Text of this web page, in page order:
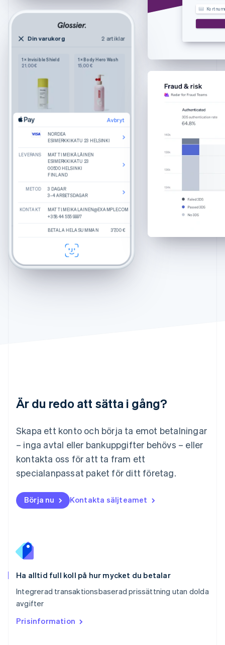
Wilkie
Stilren funktion
Produktuppgifter
Vad får man om tar runda glas, nätta skalmar
och en nyckelhålsbrygga? En snygg båge som
Tillverkade i handpolerad acetat
Hållbara skruvar med Akulonbeläggning
Recensioner
Percey Rye Tortoise
Chamomile Fade
Avbryt
NORDEA
ESIMERKKIKATU 23 HELSINKI
MATTI MEIKÄLÄINEN
00500 HELSINKI
FINLAND
KONTAKT MATTI.MEIKALAINEN@EXAMPLE.COM
+358 44 555 9997
BETALA HELA SUMMAN 250,00 €
Stort handbagage
245,00 €
Färg: Sand
270,00 €
GÅ TILL KASSAN
Avbryt
NORDEA
ESIMERKKIKATU 23 HELSINKI
LEVERANS MATTI MEIKÄLÄINEN
ESIMERKKIKATU 23
00500 HELSINKI
FINLAND
METOD 3 DAGAR
3–4 ARBETSDAGAR
KONTAKT MATTI.MEIKALAINEN@EXAMPLE.COM
+358 44 555 9997
BETALA HELA SUMMAN $270.00
Din varukorg 2 artiklar
1 × Invisible Shield
21,00 €
1 × Body Hero Wash
15,00 €
Beräknad totalsumma 37,00 €
Avbryt
NORDEA
ESIMERKKIKATU 23 HELSINKI
LEVERANS MATTI MEIKÄLÄINEN
ESIMERKKIKATU 23
00500 HELSINKI
FINLAND
METOD 3 DAGAR
3–4 ARBETSDAGAR
KONTAKT MATTI.MEIKALAINEN@EXAMPLE.COM
+358 44 555 9997
BETALA HELA SUMMAN 37,00 €
Är du redo att sätta i gång?
Skapa ett konto och börja ta emot betalningar
– inga avtal eller bankuppgifter behövs – eller
kontakta oss för att ta fram ett
specialanpassat paket för ditt företag.
Börja nu Kontakta säljteamet
Ha alltid full koll på hur mycket du betalar
Integrerad transaktionsbaserad prissättning utan dolda
avgifter
Prisinformation
Estland
Fastlandskina
简体中文English
EnglishSvenska
Frankrike
Français
Förenade Arabemiraten
English
Gibraltar
English
Grekland
English
Hongkong SAR, Kina
English简体中文
Indien
Irland
Italien
Japan
English
EnglishFrançais
Malta
English
Español English
Nederländerna
Nederlands English
Norge
English
Nya Zeeland
Polen
English
English
Schweiz
Singapore
English简体中文
Slovakien
Slovenien